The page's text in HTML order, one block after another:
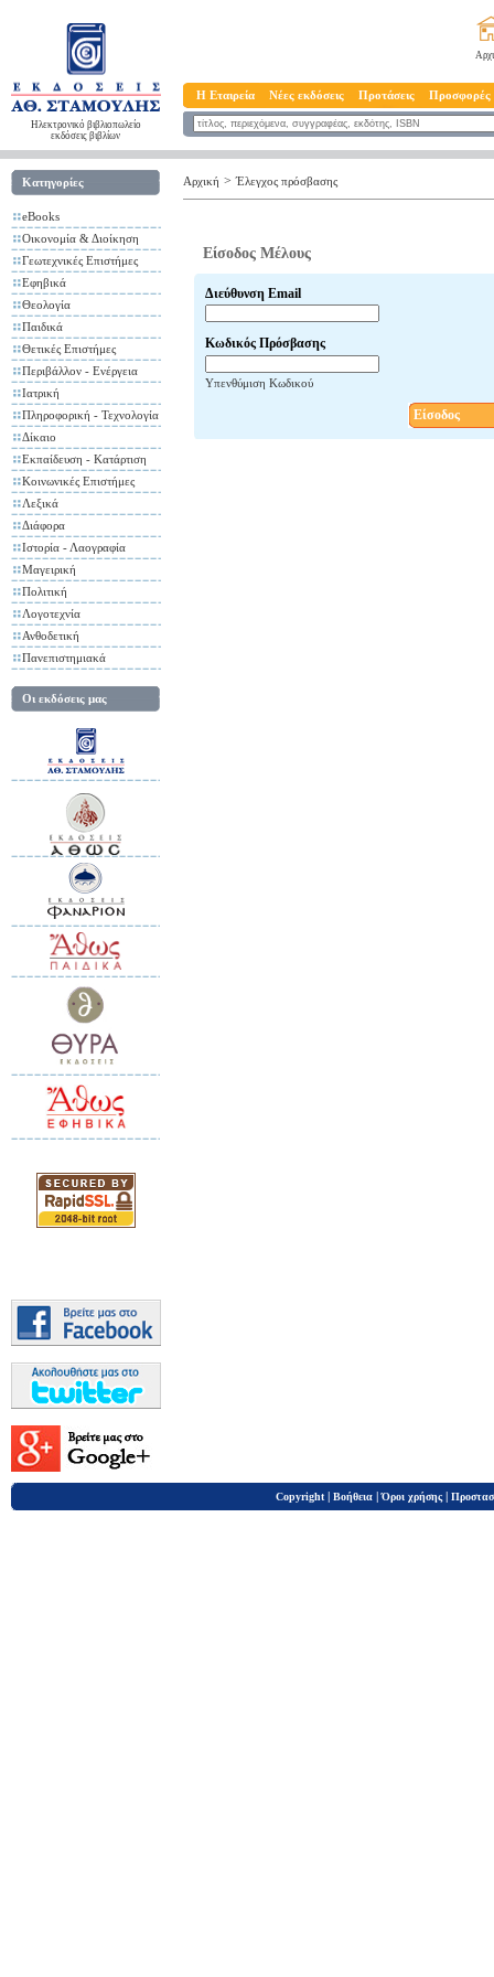
Ηλεκτρονικό βιβλιοπωλείο
εκδόσεις βιβλίων
Η Εταιρεία Νέες εκδόσεις Προτάσεις Προσφορές
Κατηγορίες
eBooks
Οικονομία & Διοίκηση
Γεωτεχνικές Επιστήμες
Εφηβικά
Θεολογία
Παιδικά
Θετικές Επιστήμες
Περιβάλλον - Ενέργεια
Ιατρική
Πληροφορική - Τεχνολογία
Δίκαιο
Εκπαίδευση - Κατάρτιση
Κοινωνικές Επιστήμες
Λεξικά
Διάφορα
Ιστορία - Λαογραφία
Μαγειρική
Πολιτική
Λογοτεχνία
Ανθοδετική
Πανεπιστημιακά
Οι εκδόσεις μας
Αρχική > Έλεγχος πρόσβασης
Είσοδος Μέλους
Διεύθυνση Email
Κωδικός Πρόσβασης
Υπενθύμιση Κωδικού
Είσοδος
Copyright | Βοήθεια |Όροι χρήσης |